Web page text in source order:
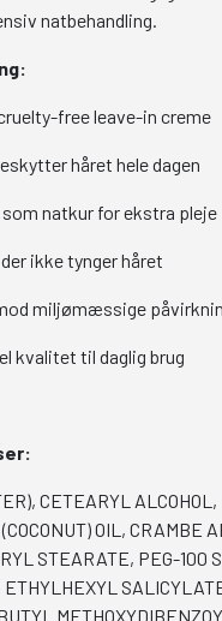
natbehandling.
free leave-in creme
håret hele dagen
som natkur for ekstra pleje
ikke tynger håret
miljømæssige
kvalitet til daglig brug
CETEARYL ALCOHOL,
OIL, CRAMBE
STEARATE, PEG-100